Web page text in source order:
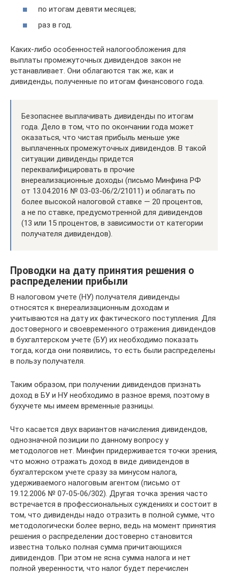
по итогам девяти месяцев;
раз в год.
Каких-либо особенностей налогообложения для
выплаты промежуточных дивидендов закон не
устанавливает. Они облагаются так же, как и
дивиденды, полученные по итогам финансового года.
Безопаснее выплачивать дивиденды по итогам
года. Дело в том, что по окончании года может
оказаться, что чистая прибыль меньше уже
выплаченных промежуточных дивидендов. В такой
ситуации дивиденды придется
переквалифицировать в прочие
внереализационные доходы (письмо Минфина РФ
от 13.04.2016 № 03-03-06/2/21011) и облагать по
более высокой налоговой ставке — 20 процентов,
а не по ставке, предусмотренной для дивидендов
(13 или 15 процентов, в зависимости от категории
получателя дивидендов).
Проводки на дату принятия решения о
распределении прибыли
В налоговом учете (НУ) получателя дивиденды
относятся к внереализационным доходам и
учитываются на дату их фактического поступления. Для
достоверного и своевременного отражения дивидендов
в бухгалтерском учете (БУ) их необходимо показать
тогда, когда они появились, то есть были распределены
в пользу получателя.
Таким образом, при получении дивидендов признать
доход в БУ и НУ необходимо в разное время, поэтому в
бухучете мы имеем временные разницы.
Что касается двух вариантов начисления дивидендов,
однозначной позиции по данному вопросу у
методологов нет. Минфин придерживается точки зрения,
что можно отражать доход в виде дивидендов в
бухгалтерском учете сразу за минусом налога,
удерживаемого налоговым агентом (письмо от
19.12.2006 № 07-05-06/302). Другая точка зрения часто
встречается в профессиональных суждениях и состоит в
том, что дивиденды надо отразить в полной сумме, что
методологически более верно, ведь на момент принятия
решения о распределении достоверно становится
известна только полная сумма причитающихся
дивидендов. При этом не ясна сумма налога и нет
полной уверенности, что налог будет перечислен